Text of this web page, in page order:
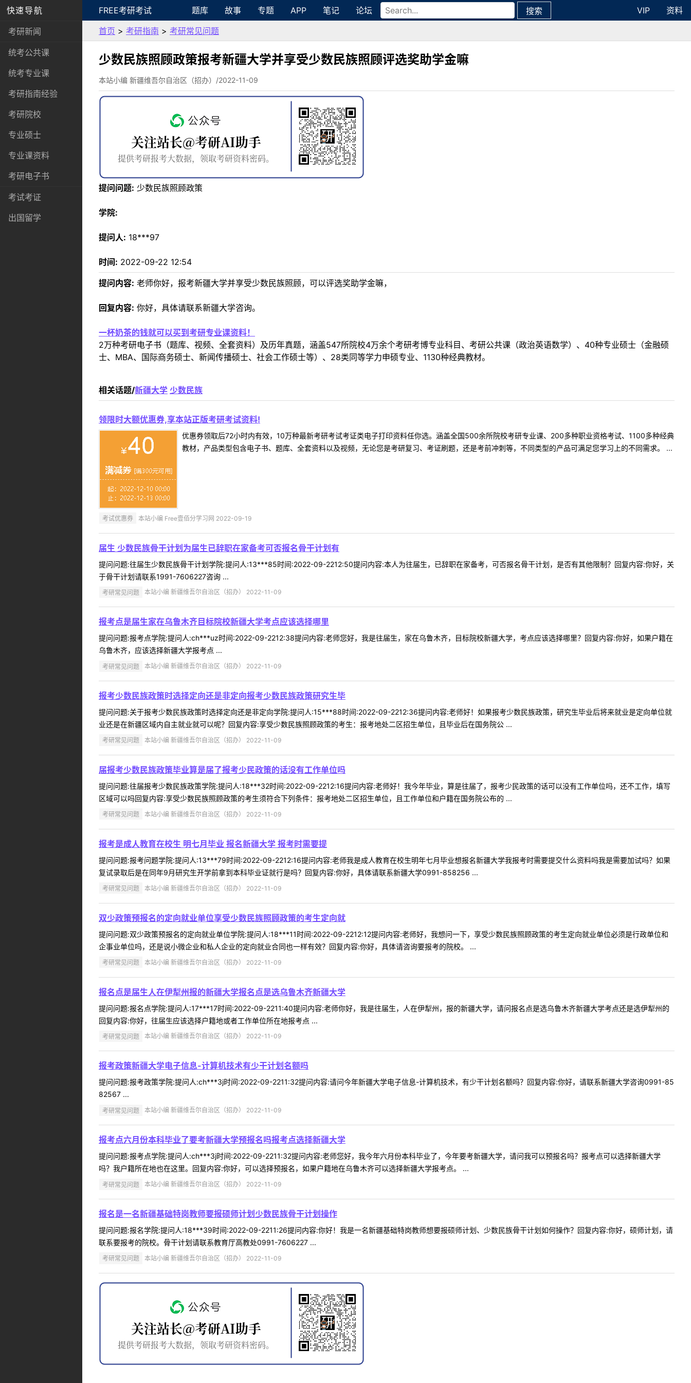
快速导航
考研新闻
统考公共课
统考专业课
考研指南经验
考研院校
专业硕士
专业课资料
考研电子书
考试考证
出国留学
FREE考研考试 题库 故事 专题 APP 笔记 论坛 搜索 VIP
资料
首页 > 考研指南 > 考研常见问题
少数民族照顾政策报考新疆大学并享受少数民族照顾评选奖助学金嘛
本站小编 新疆维吾尔自治区（招办）/2022-11-09
提问问题: 少数民族照顾政策
学院:
提问人: 18***97
时间: 2022-09-22 12:54
提问内容: 老师你好，报考新疆大学并享受少数民族照顾，可以评选奖助学金嘛，
回复内容: 你好，具体请联系新疆大学咨询。
一杯奶茶的钱就可以买到考研专业课资料！
2万种考研电子书（题库、视频、全套资料）及历年真题，涵盖547所院校4万余个考研考博专业科目、考研公共课（政治英语数学）、40种专业硕士（金融硕
士、MBA、国际商务硕士、新闻传播硕士、社会工作硕士等）、28类同等学力申硕专业、1130种经典教材。
相关话题/新疆大学 少数民族
领限时大额优惠券,享本站正版考研考试资料!
优惠券领取后72小时内有效，10万种最新考研考试考证类电子打印资料任你选。涵盖全国500余所院校考研专业课、200多种职业资格考试、1100多种经典
教材，产品类型包含电子书、题库、全套资料以及视频，无论您是考研复习、考证刷题，还是考前冲刺等，不同类型的产品可满足您学习上的不同需求。 ...
考试优惠券 本站小编 Free壹佰分学习网 2022-09-19
届生 少数民族骨干计划为届生已辞职在家备考可否报名骨干计划有
提问问题:往届生少数民族骨干计划学院:提问人:13***85时间:2022-09-2212:50提问内容:本人为往届生，已辞职在家备考，可否报名骨干计划，是否有其他限制？回复内容:你好，关
于骨干计划请联系1991-7606227咨询 ...
考研常见问题 本站小编 新疆维吾尔自治区（招办） 2022-11-09
报考点是届生家在乌鲁木齐目标院校新疆大学考点应该选择哪里
提问问题:报考点学院:提问人:ch***uz时间:2022-09-2212:38提问内容:老师您好，我是往届生，家在乌鲁木齐，目标院校新疆大学，考点应该选择哪里？回复内容:你好，如果户籍在
乌鲁木齐，应该选择新疆大学报考点 ...
考研常见问题 本站小编 新疆维吾尔自治区（招办） 2022-11-09
报考少数民族政策时选择定向还是非定向报考少数民族政策研究生毕
提问问题:关于报考少数民族政策时选择定向还是非定向学院:提问人:15***88时间:2022-09-2212:36提问内容:老师好！如果报考少数民族政策，研究生毕业后将来就业是定向单位就
业还是在新疆区域内自主就业就可以呢？回复内容:享受少数民族照顾政策的考生：报考地处二区招生单位，且毕业后在国务院公 ...
考研常见问题 本站小编 新疆维吾尔自治区（招办） 2022-11-09
届报考少数民族政策毕业算是届了报考少民政策的话没有工作单位吗
提问问题:往届报考少数民族政策学院:提问人:18***32时间:2022-09-2212:16提问内容:老师好！我今年毕业，算是往届了，报考少民政策的话可以没有工作单位吗，还不工作，填写
区域可以吗回复内容:享受少数民族照顾政策的考生须符合下列条件：报考地处二区招生单位，且工作单位和户籍在国务院公布的 ...
考研常见问题 本站小编 新疆维吾尔自治区（招办） 2022-11-09
报考是成人教育在校生 明七月毕业 报名新疆大学 报考时需要提
提问问题:报考问题学院:提问人:13***79时间:2022-09-2212:16提问内容:老师我是成人教育在校生明年七月毕业想报名新疆大学我报考时需要提交什么资料吗我是需要加试吗？如果
复试录取后是在同年9月研究生开学前拿到本科毕业证就行是吗？回复内容:你好，具体请联系新疆大学0991-858256 ...
考研常见问题 本站小编 新疆维吾尔自治区（招办） 2022-11-09
双少政策预报名的定向就业单位享受少数民族照顾政策的考生定向就
提问问题:双少政策预报名的定向就业单位学院:提问人:18***11时间:2022-09-2212:12提问内容:老师好，我想问一下，享受少数民族照顾政策的考生定向就业单位必须是行政单位和
企事业单位吗，还是说小微企业和私人企业的定向就业合同也一样有效？回复内容:你好，具体请咨询要报考的院校。 ...
考研常见问题 本站小编 新疆维吾尔自治区（招办） 2022-11-09
报名点是届生人在伊犁州报的新疆大学报名点是选乌鲁木齐新疆大学
提问问题:报名点学院:提问人:17***17时间:2022-09-2211:40提问内容:老师你好，我是往届生，人在伊犁州，报的新疆大学，请问报名点是选乌鲁木齐新疆大学考点还是选伊犁州的
回复内容:你好，往届生应该选择户籍地或者工作单位所在地报考点 ...
考研常见问题 本站小编 新疆维吾尔自治区（招办） 2022-11-09
报考政策新疆大学电子信息-计算机技术有少干计划名额吗
提问问题:报考政策学院:提问人:ch***3j时间:2022-09-2211:32提问内容:请问今年新疆大学电子信息-计算机技术，有少干计划名额吗？回复内容:你好，请联系新疆大学咨询0991-85
82567 ...
考研常见问题 本站小编 新疆维吾尔自治区（招办） 2022-11-09
报考点六月份本科毕业了要考新疆大学预报名吗报考点选择新疆大学
提问问题:报考点学院:提问人:ch***3j时间:2022-09-2211:32提问内容:老师您好，我今年六月份本科毕业了，今年要考新疆大学，请问我可以预报名吗？报考点可以选择新疆大学
吗？我户籍所在地也在这里。回复内容:你好，可以选择预报名，如果户籍地在乌鲁木齐可以选择新疆大学报考点。 ...
考研常见问题 本站小编 新疆维吾尔自治区（招办） 2022-11-09
报名是一名新疆基础特岗教师要报硕师计划少数民族骨干计划操作
提问问题:报名学院:提问人:18***39时间:2022-09-2211:26提问内容:你好！我是一名新疆基础特岗教师想要报硕师计划、少数民族骨干计划如何操作？回复内容:你好，硕师计划，请
联系要报考的院校。骨干计划请联系教育厅高教处0991-7606227 ...
考研常见问题 本站小编 新疆维吾尔自治区（招办） 2022-11-09